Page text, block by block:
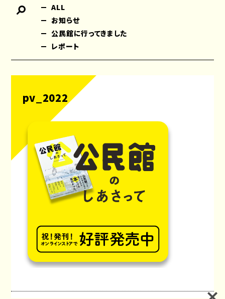
ALL
お知らせ
公民館に行ってきました
レポート
pv_2022